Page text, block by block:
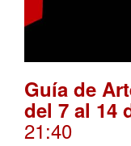
Guía de
del 7 al 14
21:40